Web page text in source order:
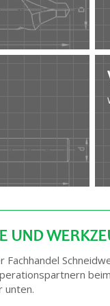
UND
Fachhandel
unten.